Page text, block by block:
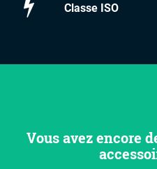
Classe ISO
Vous avez encore